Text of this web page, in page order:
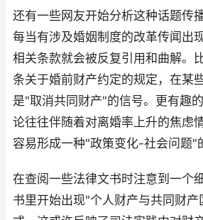
还有一些网友开始分析这种话题传
每当有涉及婚姻制度的改革传闻出
相关条款就会被反复引用和曲解。
条关于婚前财产约定的规定，在某
是"取消共同财产"的信号。更有趣
论往往伴随着对离婚率上升的焦虑
容易形成一种"政策变化-社会问题"
在查阅一些法律文书时注意到一个
书里开始出现"个人财产与共同财